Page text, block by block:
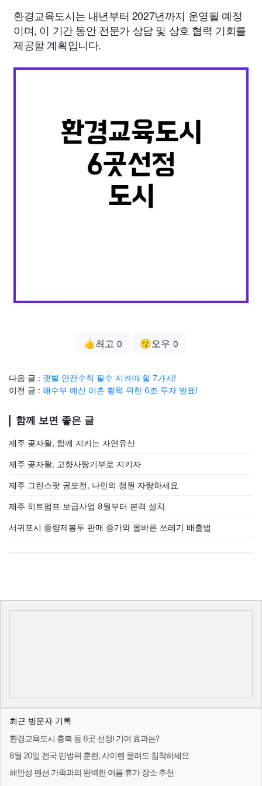
환경교육도시는 내년부터 2027년까지 운영될 예정
이며, 이 기간 동안 전문가 상담 및 상호 협력 기회를
제공할 계획입니다.
👍최고 0 😗오우 0
다음 글 : 갯벌 안전수칙 필수 지켜야 할 7가지!
이전 글 : 해수부 예산 어촌 활력 위한 6조 투자 발표!
함께 보면 좋은 글
제주 곶자왈, 함께 지키는 자연유산
제주 곶자왈, 고향사랑기부로 지키자
제주 그린스팟 공모전, 나만의 정원 자랑하세요
제주 히트펌프 보급사업 8월부터 본격 설치
서귀포시 종량제봉투 판매 증가와 올바른 쓰레기 배출법
최근 방문자 기록
환경교육도시 충북 등 6곳 선정! 기여 효과는?
8월 20일 전국 민방위 훈련, 사이렌 울려도 침착하세요
해안성 펜션 가족과의 완벽한 여름 휴가 장소 추천